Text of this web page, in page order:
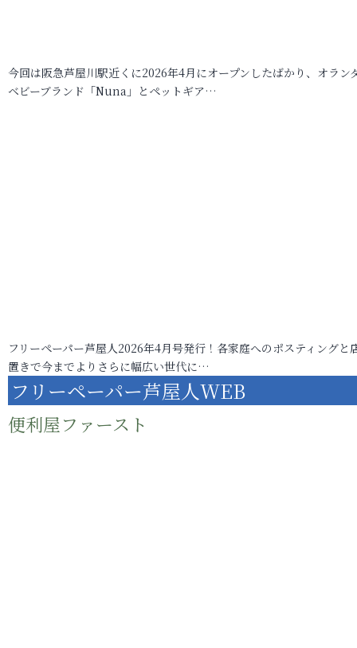
今回は阪急芦屋川駅近くに2026年4月にオープンしたばかり、オラン
ベビーブランド「Nuna」とペットギア…
フリーペーパー芦屋人2026年4月号発行！各家庭へのポスティングと
置きで今までよりさらに幅広い世代に…
フリーペーパー芦屋人WEB
便利屋ファースト